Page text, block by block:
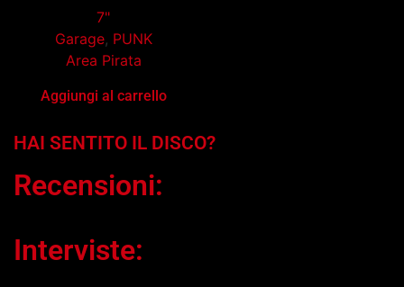
7"
Garage, PUNK
Area Pirata
Aggiungi al carrello
HAI SENTITO IL DISCO?
Recensioni:
Interviste: